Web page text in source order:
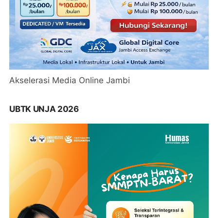
Akselerasi Media Online Jambi
UBTK UNJA 2026